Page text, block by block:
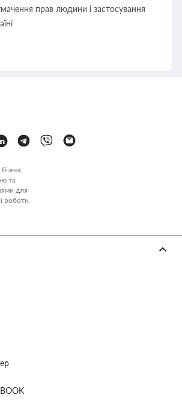
прав людини і застосування
та
для
роботи.